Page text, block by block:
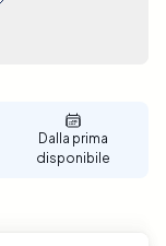
Dalla prima
disponibile